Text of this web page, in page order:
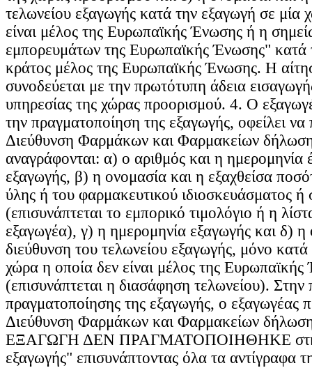
τελωνείου εξαγωγής κατά την εξαγωγή σε μία
είναι μέλος της Ευρωπαϊκής Ένωσης ή η
εμπορευμάτων της Ευρωπαϊκής Ένωσης" κατά
κράτος μέλος της Ευρωπαϊκής Ένωσης. Η
συνοδεύεται με την πρωτότυπη άδεια
υπηρεσίας της χώρας προορισμού. 4. Ο
την πραγματοποίηση της εξαγωγής, οφείλει να
Διεύθυνση Φαρμάκων και Φαρμακείων
αναγράφονται: α) ο αριθμός και η ημερομηνία
εξαγωγής, β) η ονομασία και η εξαχθείσα
ύλης ή του φαρμακευτικού ιδιοσκευάσματος ή
(επισυνάπτεται το εμπορικό τιμολόγιο ή η
εξαγωγέα), γ) η ημερομηνία εξαγωγής και δ) η
διεύθυνση του τελωνείου εξαγωγής, μόνο
χώρα η οποία δεν είναι μέλος της
(επισυνάπτεται η διασάφηση τελωνείου).
πραγματοποίησης της εξαγωγής, ο εξαγωγέας
Διεύθυνση Φαρμάκων και Φαρμακείων
ΕΞΑΓΩΓΗ ΔΕΝ ΠΡΑΓΜΑΤΟΠΟΙΗΘΗΚΕ στη
εξαγωγής" επισυνάπτοντας όλα τα αντίγραφα